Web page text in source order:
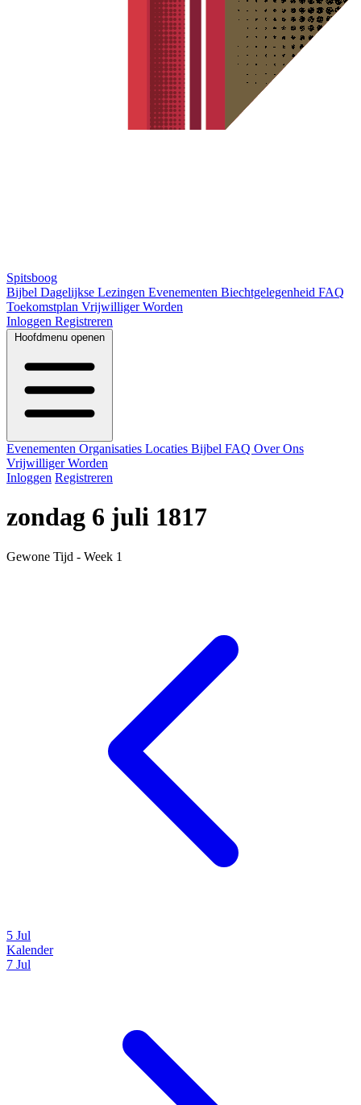
Spitsboog
Bijbel Dagelijkse Lezingen Evenementen Biechtgelegenheid FAQ
Toekomstplan Vrijwilliger Worden
Inloggen Registreren
Hoofdmenu openen
Evenementen Organisaties Locaties Bijbel FAQ Over Ons
Vrijwilliger Worden
Inloggen Registreren
zondag 6 juli 1817
Gewone Tijd - Week 1
5 Jul
Kalender
7 Jul